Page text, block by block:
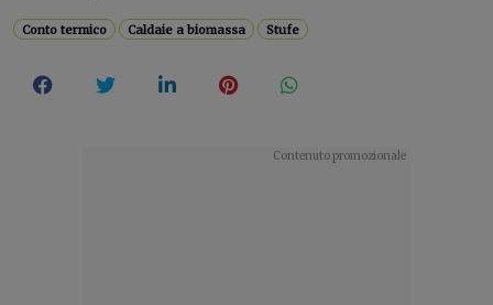
Conto termico Caldaie a biomassa Stufe